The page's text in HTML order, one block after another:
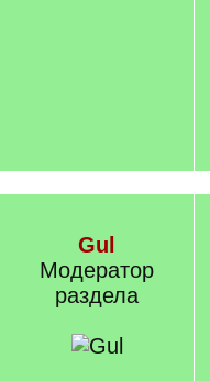
Gul
Модератор
раздела